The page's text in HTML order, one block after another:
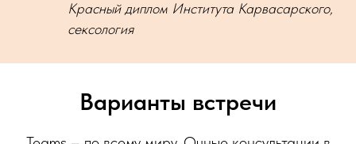
Красный диплом Института Карвасарского,
сексология
Варианты встречи